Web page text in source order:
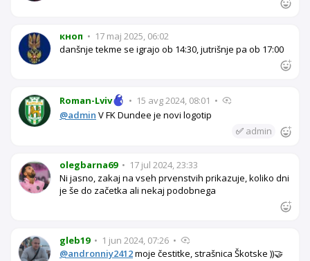
кноп • 17 maj 2025, 06:02
danšnje tekme se igrajo ob 14:30, jutrišnje pa ob 17:00
Roman-Lviv • 15 avg 2024, 08:01 •
@admin V FK Dundee je novi logotip
✅ admin
olegbarna69 • 17 jul 2024, 23:33
Ni jasno, zakaj na vseh prvenstvih prikazuje, koliko dni
je še do začetka ali nekaj podobnega
gleb19 • 1 jun 2024, 07:26 •
@andronniy2412moje čestitke, strašnica Škotske ))🤝